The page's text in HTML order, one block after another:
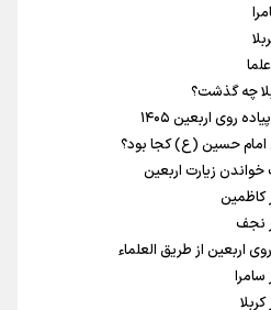
و عربستان با محوریت تحولات
امّا اسرائیل برنامه‌ای برای صلح
است و نه خیانت
بعد از خبر ۲۲
چه گذشت؟
روی اربعین ۱۴۰۵
امام حسین (ع) کجا بود؟
خواندن زیارت اربعین
کاظمین
نجف
اربعین از طریق العلماء